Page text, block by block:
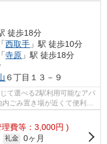
徒歩18分
「西取手 」駅 徒歩10分
「寺原 」駅 徒歩18分
６丁目１３－９
て選べる2駅利用可能なアパ
ごみ置き場が近くて便利。
理費等：3,000円 )
礼金 0ヶ月